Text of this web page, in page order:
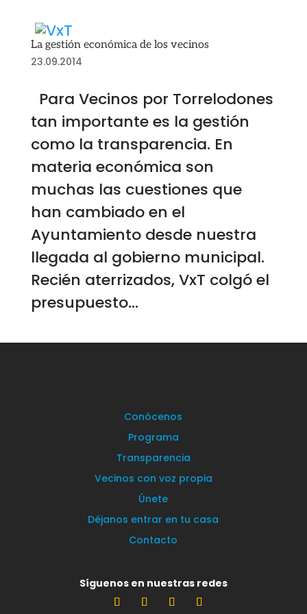
La gestión económica de los vecinos
23.09.2014
Para Vecinos por Torrelodones
tan importante es la gestión
como la transparencia. En
materia económica son
muchas las cuestiones que
han cambiado en el
Ayuntamiento desde nuestra
llegada al gobierno municipal.
Recién aterrizados, VxT colgó el
presupuesto...
Conócenos
Programa
Transparencia
Vecinos con voz propia
Únete
Déjanos entrar en tu casa
Contacto
Síguenos en nuestras redes